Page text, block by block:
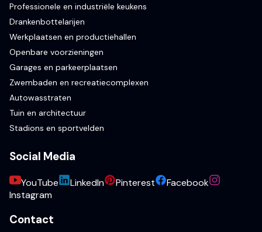
Professionele en industriële keukens
Drankenbottelarijen
Werkplaatsen en productiehallen
Openbare voorzieningen
Garages en parkeerplaatsen
Zwembaden en recreatiecomplexen
Autowasstraten
Tuin en architectuur
Stadions en sportvelden
Social Media
YouTube LinkedIn Pinterest
Facebook
Instagram
Contact